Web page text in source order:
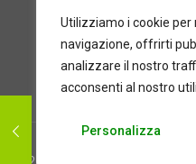
Utilizziamo i cookie
navigazione, offrirti
analizzare il nostro
acconsenti al nostro
Personalizza